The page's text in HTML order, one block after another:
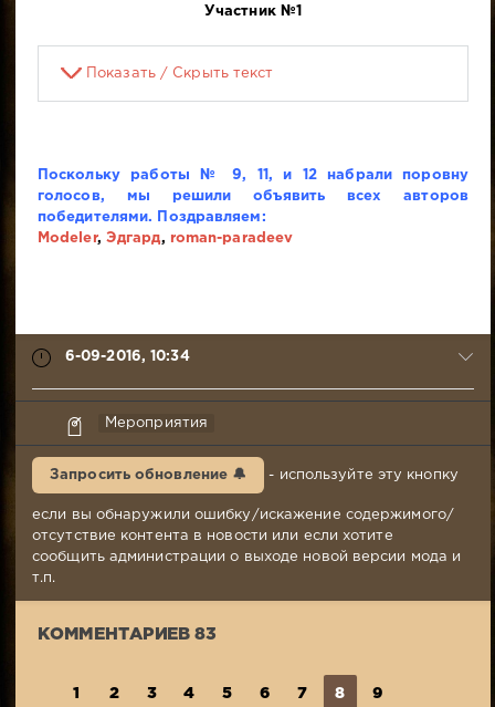
Участник №1
Показать / Скрыть текст
Поскольку работы № 9, 11, и 12 набрали поровну
голосов, мы решили объявить всех авторов
победителями. Поздравляем:
Modeler, Эдгард, roman-paradeev
6-09-2016, 10:34
Lezvie
6-
10:34
83
Мероприятия
Запросить обновление 🔔 - используйте эту кнопку
если вы обнаружили ошибку/искажение содержимого/
отсутствие контента в новости или если хотите
сообщить администрации о выходе новой версии мода и
т.п.
КОММЕНТАРИЕВ 83
1 2 3 4 5 6 7 8 9